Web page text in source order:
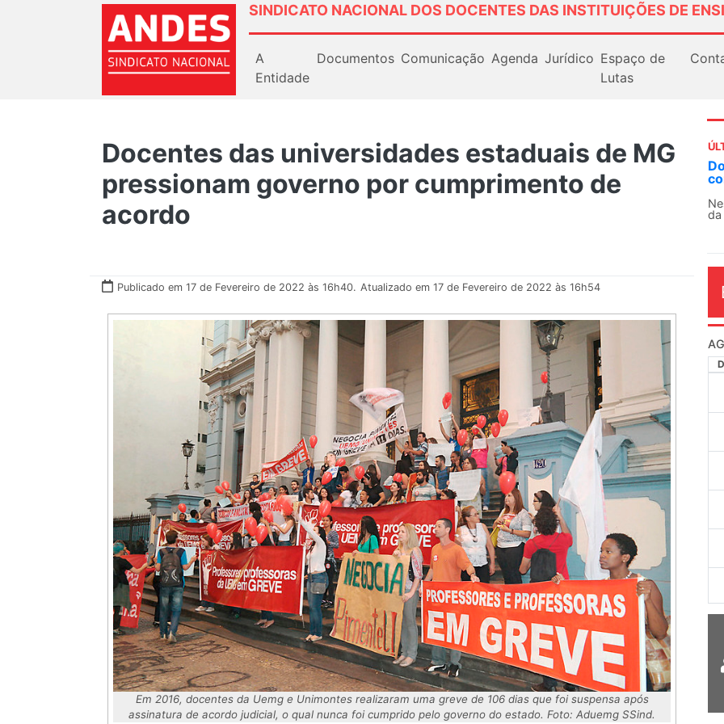
SINDICATO NACIONAL DOS DOCENTES DAS INSTITUIÇÕES DE
A
Entidade
Documentos Comunicação Agenda Jurídico Espaço de
Lutas
Docentes das universidades estaduais de MG
pressionam governo por cumprimento de
acordo
Publicado em 17 de Fevereiro de 2022 às 16h40. Atualizado em 17 de Fevereiro de 2022 às 16h54
Em 2016, docentes da Uemg e Unimontes realizaram uma greve de 106 dias que foi suspensa após
assinatura de acordo judicial, o qual nunca foi cumprido pelo governo do estado. Foto: Aduemg SSind.
O